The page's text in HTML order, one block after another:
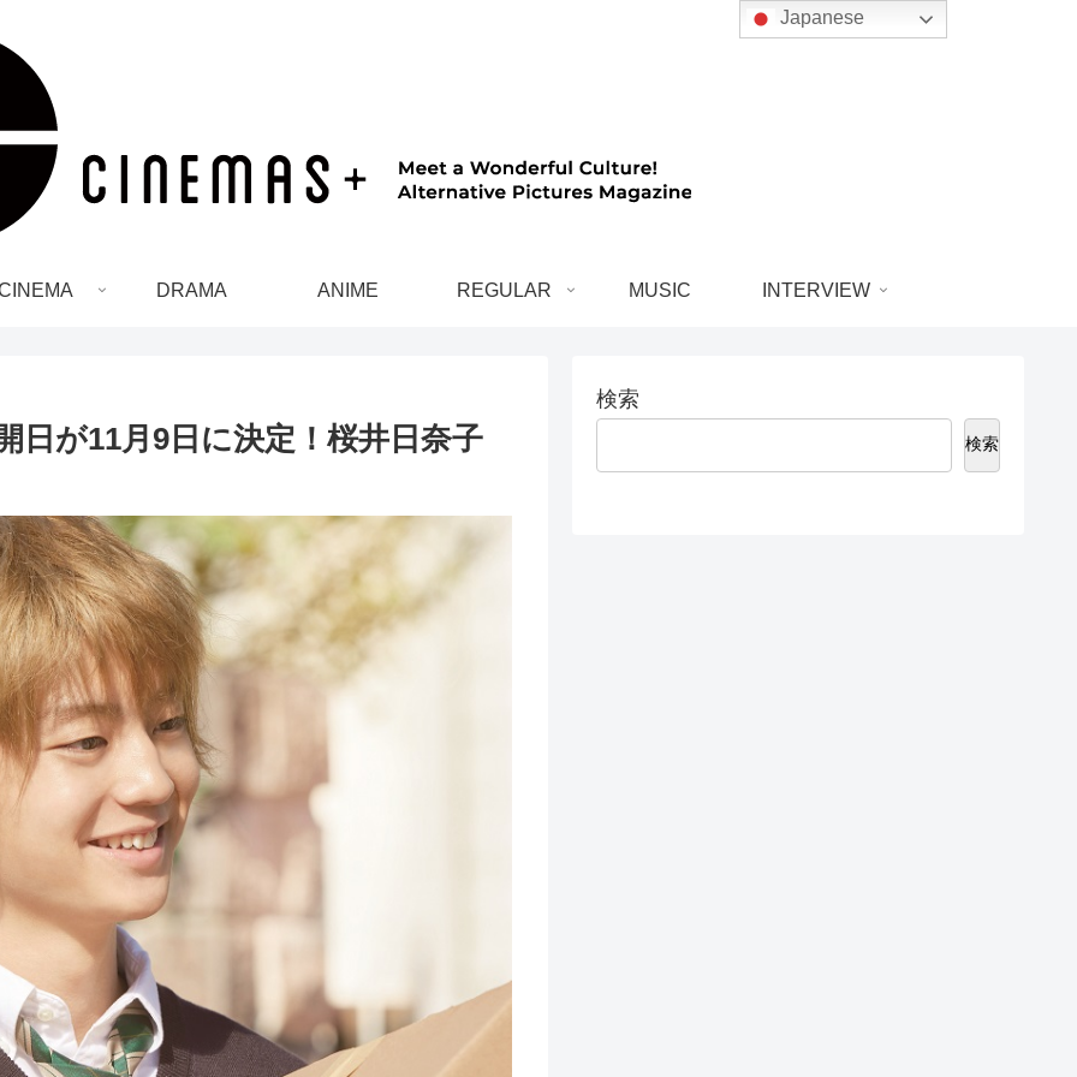
DRAMA ANIME REGULAR MUSIC INTERVIEW
日が11月9日に決定！桜井日奈子
検索
検索
Japanese